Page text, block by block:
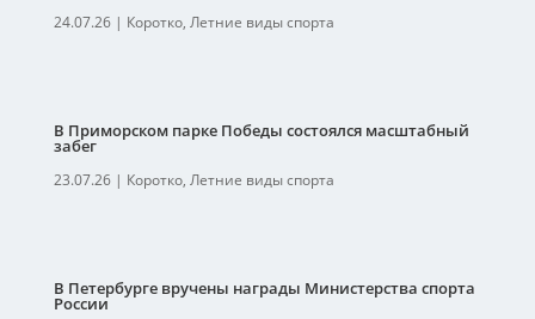
24.07.26| Коротко, Летние виды спорта
В Приморском парке Победы состоялся масштабный
забег
23.07.26| Коротко, Летние виды спорта
В Петербурге вручены награды Министерства спорта
России